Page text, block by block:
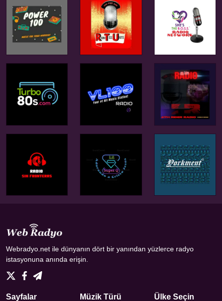
Webradyo.net ile dünyanın dört bir yanından yüzlerce radyo
istasyonuna anında erişin.
Sayfalar Müzik Türü Ülke Seçin